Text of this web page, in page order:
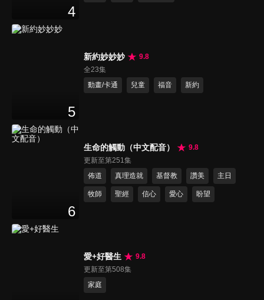
4
5
新約妙妙妙
9.8
全23集
動畫/卡通
兒童 福音 新約
6
生命的觸動（中文配音）
9.8
更新至第251集
佈道
真理造就 基督教 讚美 主日
牧師 聖經 信心 愛心 盼望
愛+好醫生
9.8
更新至第508集
家庭